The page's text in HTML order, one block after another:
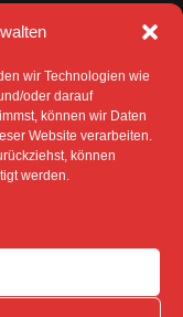
wir Technologien wie
oder darauf
können wir Daten
Website verarbeiten.
können
werden.
(EU)
ANDERE
DEM
ODER WERDEN